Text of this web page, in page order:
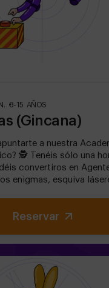
8-15 AÑOS
(Gincana)
a nuestra
🕵️ Tenéis sólo una
convertiros en
enigmas, esquiva
única e inigualable
acción y acertijos de
|
Reservar